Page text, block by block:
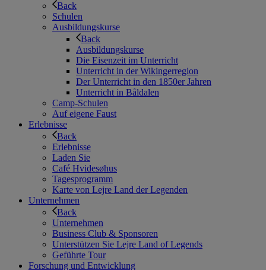
Back
Schulen
Ausbildungskurse
Back
Ausbildungskurse
Die Eisenzeit im Unterricht
Unterricht in der Wikingerregion
Der Unterricht in den 1850er Jahren
Unterricht in Båldalen
Camp-Schulen
Auf eigene Faust
Erlebnisse
Back
Erlebnisse
Laden Sie
Café Hvidesøhus
Tagesprogramm
Karte von Lejre Land der Legenden
Unternehmen
Back
Unternehmen
Business Club & Sponsoren
Unterstützen Sie Lejre Land of Legends
Geführte Tour
Forschung und Entwicklung